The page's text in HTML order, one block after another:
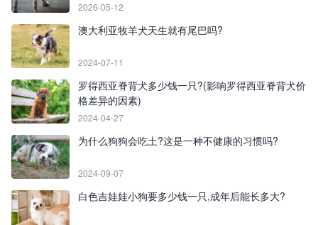
2026-05-12
澳大利亚牧羊犬天生就有尾巴吗?
2024-07-11
罗得西亚脊背犬多少钱一只?(影响罗得西亚脊背犬价
格差异的因素)
2024-04-27
为什么狗狗会吃土?这是一种不健康的习惯吗?
2024-09-07
白色吉娃娃小狗要多少钱一只,成年后能长多大?